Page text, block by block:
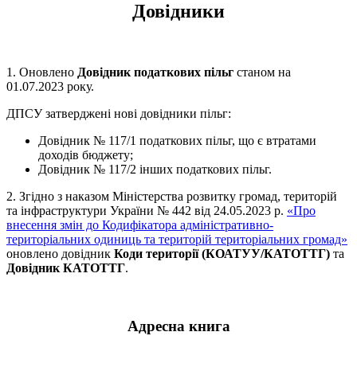
Довідники
1. Оновлено Довідник податкових пільг станом на
01.07.2023 року.
ДПСУ затверджені нові довідники пільг:
Довідник № 117/1 податкових пільг, що є втратами
доходів бюджету;
Довідник № 117/2 інших податкових пільг.
2. Згідно з наказом Міністерства розвитку громад, територій
та інфраструктури України № 442 від 24.05.2023 р. «Про
внесення змін до Кодифікатора адміністративно-
територіальних одиниць та територій територіальних громад»
оновлено довідник Коди території (КОАТУУ/КАТОТТГ) та
Довідник КАТОТТГ.
Адресна книга